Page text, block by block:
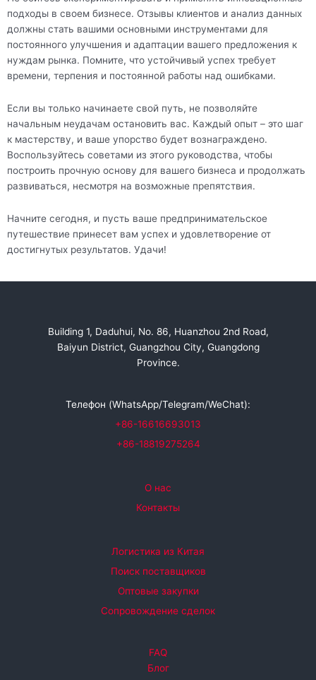
подходы в своем бизнесе. Отзывы клиентов и анализ данных
должны стать вашими основными инструментами для
постоянного улучшения и адаптации вашего предложения к
нуждам рынка. Помните, что устойчивый успех требует
времени, терпения и постоянной работы над ошибками.
Если вы только начинаете свой путь, не позволяйте
начальным неудачам остановить вас. Каждый опыт – это шаг
к мастерству, и ваше упорство будет вознаграждено.
Воспользуйтесь советами из этого руководства, чтобы
построить прочную основу для вашего бизнеса и продолжать
развиваться, несмотря на возможные препятствия.
Начните сегодня, и пусть ваше предпринимательское
путешествие принесет вам успех и удовлетворение от
достигнутых результатов. Удачи!
Building 1, Daduhui, No. 86, Huanzhou 2nd Road,
Baiyun District, Guangzhou City, Guangdong
Province.
Телефон (WhatsApp/Telegram/WeChat):
+86-16616693013
+86-18819275264
О нас
Контакты
Логистика из Китая
Поиск поставщиков
Оптовые закупки
Сопровождение сделок
FAQ
Блог